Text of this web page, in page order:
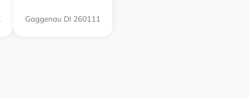
Gaggenau DI 260111